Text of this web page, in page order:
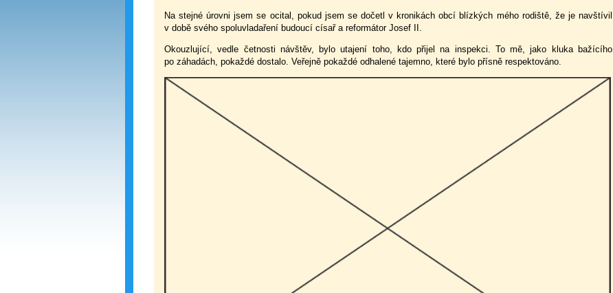
Na stejné úrovni jsem se ocital, pokud jsem se dočetl v kronikách obcí blízkých mého rodiště, že je navštívil
v době svého spoluvladaření budoucí císař a reformátor Josef II.
Okouzlující, vedle četnosti návštěv, bylo utajení toho, kdo přijel na inspekci. To mě, jako kluka bažícího
po záhadách, pokaždé dostalo. Veřejně pokaždé odhalené tajemno, které bylo přísně respektováno.